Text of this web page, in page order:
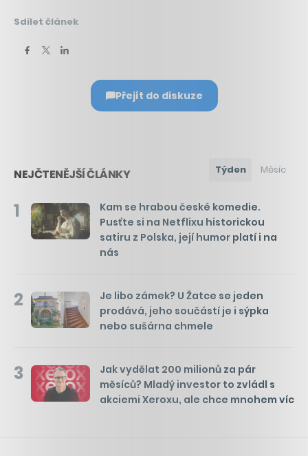
Sdílet článek
Přejít do diskuze
NEJČTENĚJŠÍ ČLÁNKY Týden Měsíc
1
Kam se hrabou české komedie.
Pusťte si na Netflixu historickou
satiru z Polska, její humor platí i na
nás
2
Je libo zámek? U Žatce se jeden
prodává, jeho součástí je i sýpka
nebo sušárna chmele
3
Jak vydělat 200 milionů za pár
měsíců? Mladý investor to zvládl s
akciemi Xeroxu, ale chce mnohem víc